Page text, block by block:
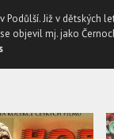
Podůlší. Již v dětských
objevil mj. jako